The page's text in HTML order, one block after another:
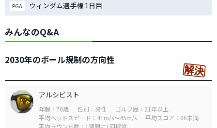
PGA ウィンダム選手権 1日目
みんなのQ&A
2030年のボール規制の方向性
アルシビスト
年齢：70歳 性別：男性
ゴルフ歴：21年以上
平均ヘッドスピード：41m/s～45m/s
平均スコア：80未満
平均ラウンド数：1週間に1回程度